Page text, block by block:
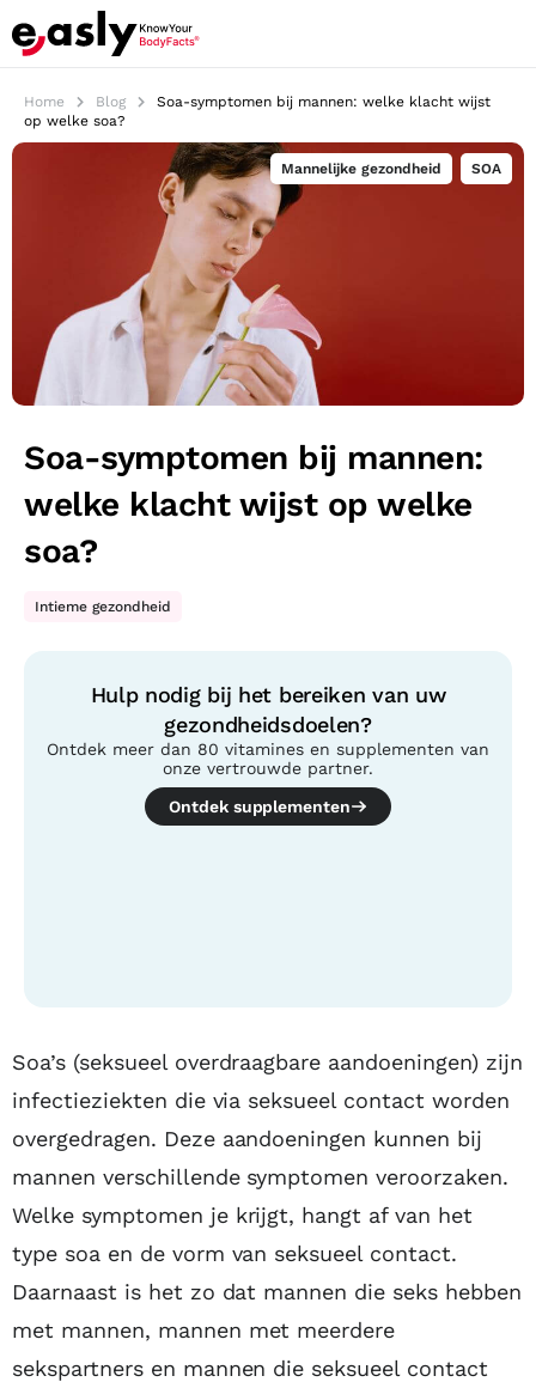
Home Blog
Soa-symptomen bij mannen: welke klacht wijst
op welke soa?
Mannelijke gezondheid SOA
Soa-symptomen bij mannen:
welke klacht wijst op welke
soa?
Intieme gezondheid
Hulp nodig bij het bereiken van uw
gezondheidsdoelen?
Ontdek meer dan 80 vitamines en supplementen van
onze vertrouwde partner.
Ontdek supplementen
Inhoudsopgave
Soa’s (seksueel overdraagbare aandoeningen) zijn
infectieziekten die via seksueel contact worden
overgedragen. Deze aandoeningen kunnen bij
mannen verschillende symptomen veroorzaken.
Welke symptomen je krijgt, hangt af van het
type soa en de vorm van seksueel contact.
Daarnaast is het zo dat mannen die seks hebben
met mannen, mannen met meerdere
sekspartners en mannen die seksueel contact